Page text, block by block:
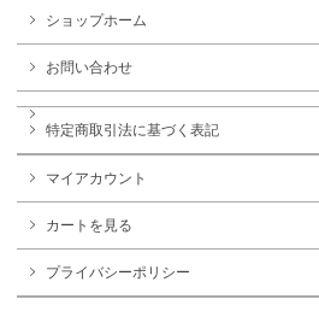
ショップホーム
お問い合わせ
特定商取引法に基づく表記
マイアカウント
カートを見る
プライバシーポリシー